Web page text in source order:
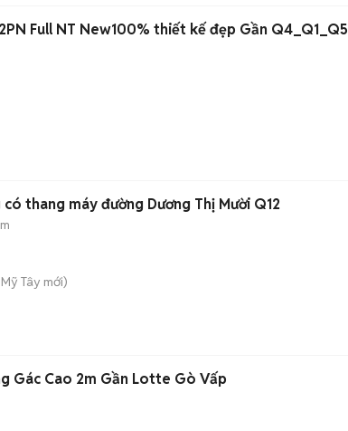
Full NT New100% thiết kế đẹp Gần Q4_Q1_Q5
thang máy đường Dương Thị Mười Q12
Tây mới)
Gác Cao 2m Gần Lotte Gò Vấp